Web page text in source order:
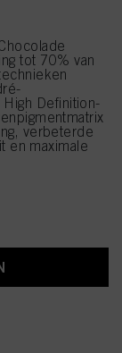
tot 70% van
Definition-
verbeterde
en maximale